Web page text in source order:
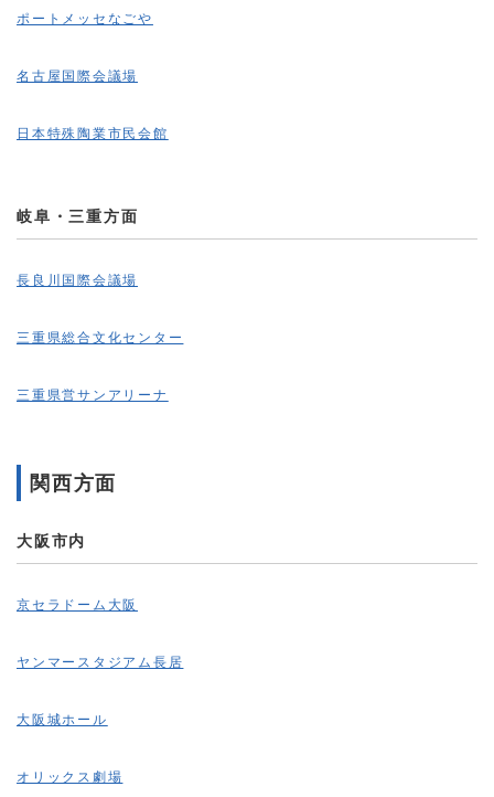
ポートメッセなごや
名古屋国際会議場
日本特殊陶業市民会館
岐阜・三重方面
長良川国際会議場
三重県総合文化センター
三重県営サンアリーナ
関西方面
大阪市内
京セラドーム大阪
ヤンマースタジアム長居
大阪城ホール
オリックス劇場